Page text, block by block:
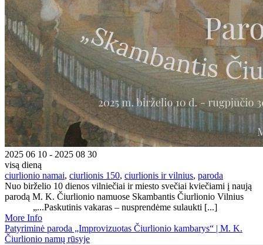
2025 06 10 - 2025 08 30
visą dieną
ciurlionio namai, ciurlionis 150, ciurlionis ir vilnius, paroda
Nuo birželio 10 dienos vilniečiai ir miesto svečiai kviečiami į naują
parodą M. K. Čiurlionio namuose Skambantis Čiurlionio Vilnius
„...Paskutinis vakaras – nusprendėme sulaukti [...]
More Info
Patyriminė paroda „Improvizuotas Čiurlionio kambarys“ | M. K.
Čiurlionio namų rūsyje